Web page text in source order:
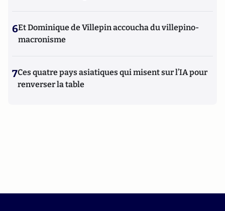
6Et Dominique de Villepin accoucha du villepino-
macronisme
7Ces quatre pays asiatiques qui misent sur l’IA pour
renverser la table